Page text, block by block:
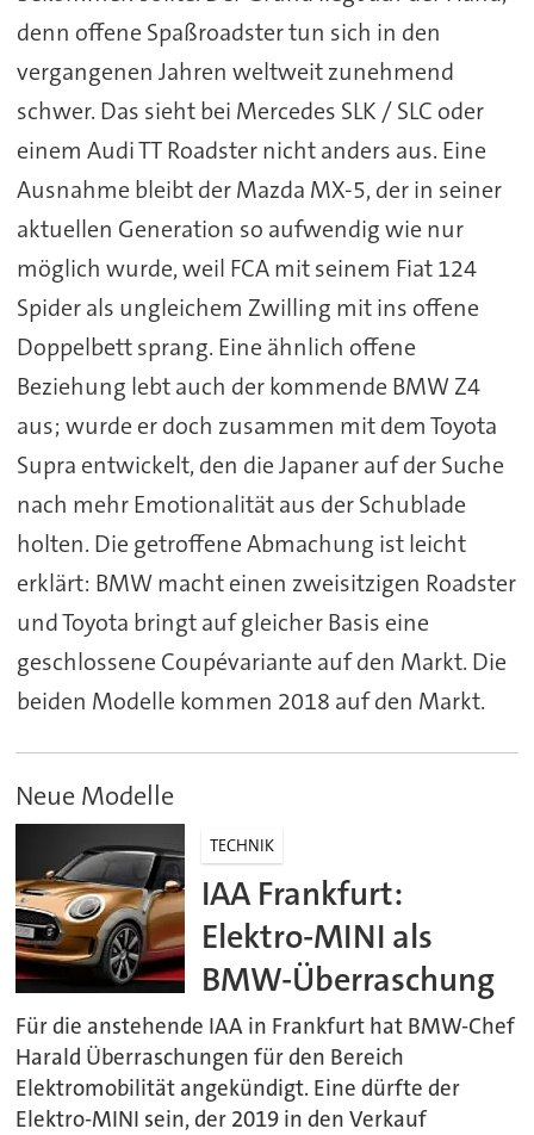
denn offene Spaßroadster tun sich in den
vergangenen Jahren weltweit zunehmend
schwer. Das sieht bei Mercedes SLK / SLC oder
einem Audi TT Roadster nicht anders aus. Eine
Ausnahme bleibt der Mazda MX-5, der in seiner
aktuellen Generation so aufwendig wie nur
möglich wurde, weil FCA mit seinem Fiat 124
Spider als ungleichem Zwilling mit ins offene
Doppelbett sprang. Eine ähnlich offene
Beziehung lebt auch der kommende BMW Z4
aus; wurde er doch zusammen mit dem Toyota
Supra entwickelt, den die Japaner auf der Suche
nach mehr Emotionalität aus der Schublade
holten. Die getroffene Abmachung ist leicht
erklärt: BMW macht einen zweisitzigen Roadster
und Toyota bringt auf gleicher Basis eine
geschlossene Coupévariante auf den Markt. Die
beiden Modelle kommen 2018 auf den Markt.
Neue Modelle
TECHNIK
IAA Frankfurt:
Elektro-MINI als
BMW-Überraschung
Für die anstehende IAA in Frankfurt hat BMW-Chef
Harald Überraschungen für den Bereich
Elektromobilität angekündigt. Eine dürfte der
Elektro-MINI sein, der 2019 in den Verkauf